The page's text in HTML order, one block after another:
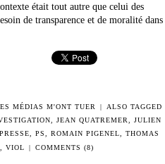
était tout autre que celui des
de transparence et de moralité dans
MÉDIAS M'ONT TUER |
ALSO TAGGED
JEAN QUATREMER
JULIEN
PRESSE PS ROMAIN PIGENEL
THOMAS
VIOL | COMMENTS (8)